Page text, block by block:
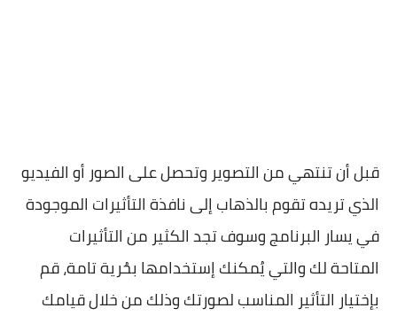
قبل أن تنتهي من التصوير وتحصل على الصور أو الفيديو
الذي تريده تقوم بالذهاب إلى نافذة التأثيرات الموجودة
في يسار البرنامج وسوف تجد الكثير من التأثيرات
المتاحة لك والتي يُمكنك إستخدامها بحُرية تامة، قم
بإختيار التأثير المناسب لصورتك وذلك من خلال قيامك